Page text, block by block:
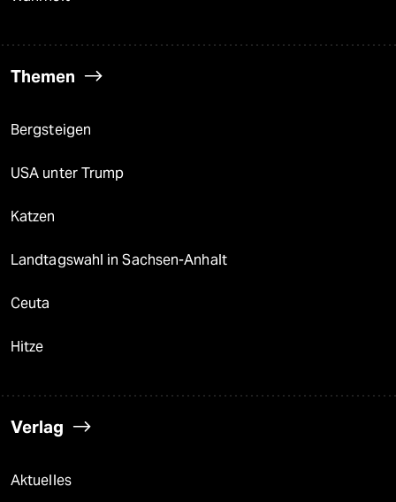
Themen
Bergsteigen
USA unter Trump
Katzen
Landtagswahl in Sachsen-Anhalt
Ceuta
Hitze
Verlag
Aktuelles